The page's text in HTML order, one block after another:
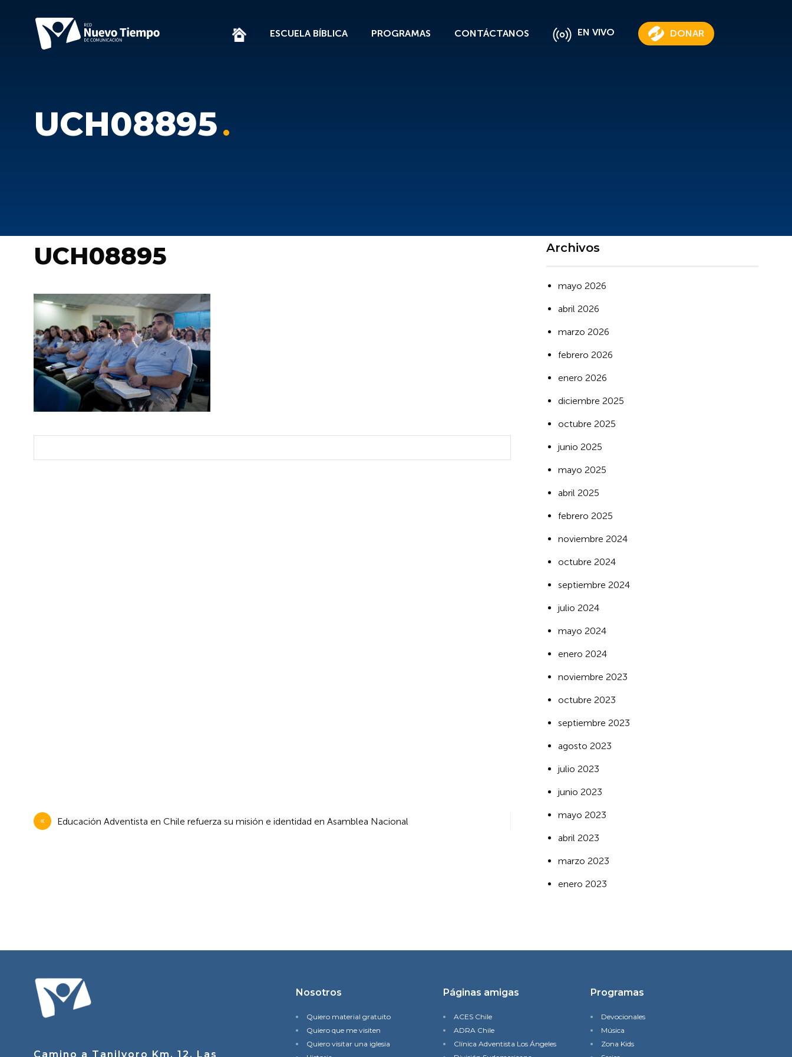
ESCUELA BÍBLICA PROGRAMAS CONTÁCTANOS EN VIVO DONAR
UCH08895
UCH08895
Navegación
de
Educación Adventista en Chile refuerza su misión e identidad en Asamblea Nacional
Archivos
mayo 2026
abril 2026
marzo 2026
febrero 2026
enero 2026
diciembre 2025
octubre 2025
junio 2025
mayo 2025
abril 2025
febrero 2025
noviembre 2024
octubre 2024
septiembre 2024
julio 2024
mayo 2024
enero 2024
noviembre 2023
octubre 2023
septiembre 2023
agosto 2023
julio 2023
junio 2023
mayo 2023
abril 2023
marzo 2023
enero 2023
Camino a Tanilvoro Km. 12, Las
Nosotros
Quiero material gratuito
Quiero que me visiten
Quiero visitar una iglesia
Páginas amigas
ACES Chile
ADRA Chile
Clínica Adventista Los Ángeles
Programas
Devocionales
Música
Zona Kids